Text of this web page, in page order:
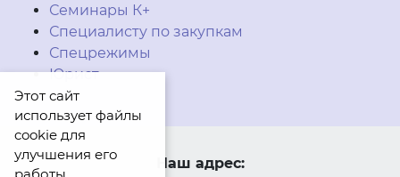
Семинары К+
Специалисту по закупкам
Спецрежимы
Юрист
Наш адрес:
Этот сайт
использует файлы
cookie для
улучшения его